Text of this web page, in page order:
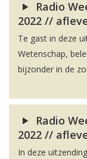
Radio
2022 //
Te gast in deze
Wetenschap,
bijzonder in de
Radio
2022 //
In deze